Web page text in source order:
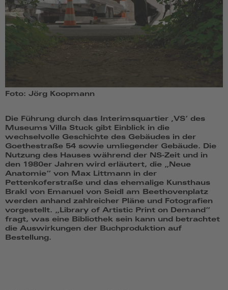
Foto: Jörg Koopmann
Die Führung durch das Interimsquartier ‚VS‘ des
Museums Villa Stuck gibt Einblick in die
wechselvolle Geschichte des Gebäudes in der
Goethestraße 54 sowie umliegender Gebäude. Die
Nutzung des Hauses während der NS-Zeit und in
den 1980er Jahren wird erläutert, die „Neue
Anatomie“ von Max Littmann in der
Pettenkoferstraße und das ehemalige Kunsthaus
Brakl von Emanuel von Seidl am Beethovenplatz
werden anhand zahlreicher Pläne und Fotografien
vorgestellt. „Library of Artistic Print on Demand“
fragt, was eine Bibliothek sein kann und betrachtet
die Auswirkungen der Buchproduktion auf
Bestellung.